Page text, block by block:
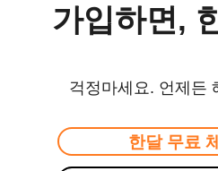
가입하면,
걱정마세요. 언제든
한달 무료